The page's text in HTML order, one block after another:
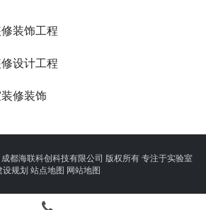
装饰工程
设计工程
修装饰
海联科创科技有限公司 版权所有 专注于实验室
设规划 站点地图 网站地图